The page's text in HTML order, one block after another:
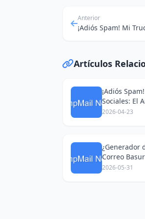
Anterior
Artículos
¡Adiós
Sociales: El
2026-04-23
¿Generador
Correo
Redes
2026-05-31